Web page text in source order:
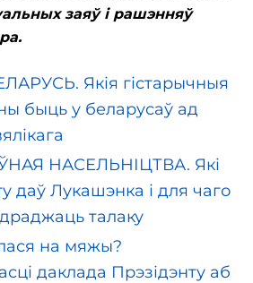
заяў і рашэнняў
Якія гістарычныя
быць у беларусаў ад
НАСЕЛЬНІЦТВА. Які
даў Лукашэнка і для чаго
талаку
на мяжы?
даклада Прэзідэнту аб